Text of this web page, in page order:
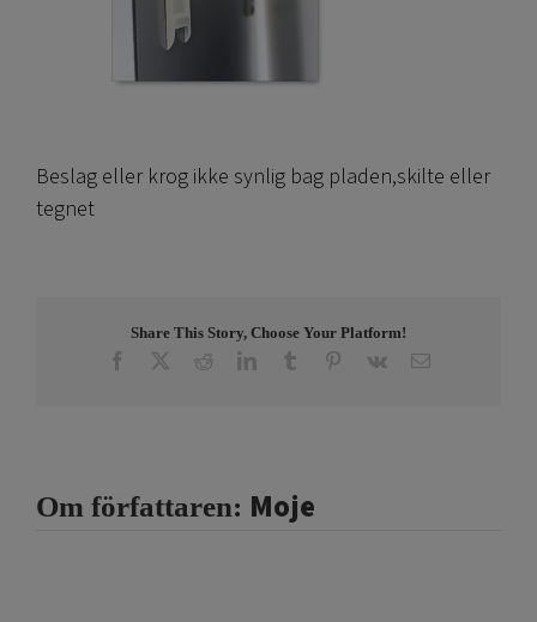
Beslag eller krog ikke synlig bag pladen,skilte eller
tegnet
Share This Story, Choose Your Platform!
Facebook RedditLinkedInTumblr Pinterest
Vk E-
Om författaren: Moje